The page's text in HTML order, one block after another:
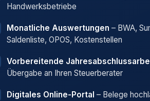
Handwerksbetriebe
Monatliche Auswertungen – BWA,
Saldenliste, OPOS, Kostenstellen
Vorbereitende
Übergabe an Ihren Steuerberater
Digitales Online-Portal – Belege